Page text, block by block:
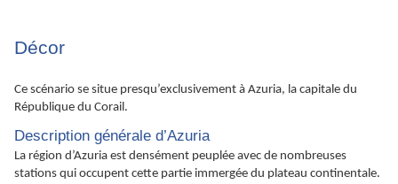
Décor
Ce scénario se situe presqu’exclusivement à Azuria, la capitale du
République du Corail.
Description générale d’Azuria
La région d’Azuria est densément peuplée avec de nombreuses
stations qui occupent cette partie immergée du plateau continentale.